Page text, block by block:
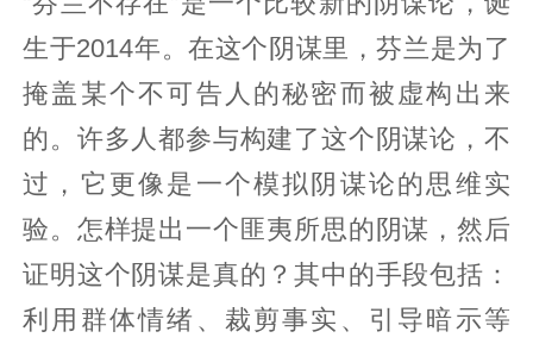
生于2014年。在这个阴谋里，芬兰是为了
掩盖某个不可告人的秘密而被虚构出来
的。许多人都参与构建了这个阴谋论，不
过，它更像是一个模拟阴谋论的思维实
验。怎样提出一个匪夷所思的阴谋，然后
证明这个阴谋是真的？其中的手段包括：
利用群体情绪、裁剪事实、引导暗示等